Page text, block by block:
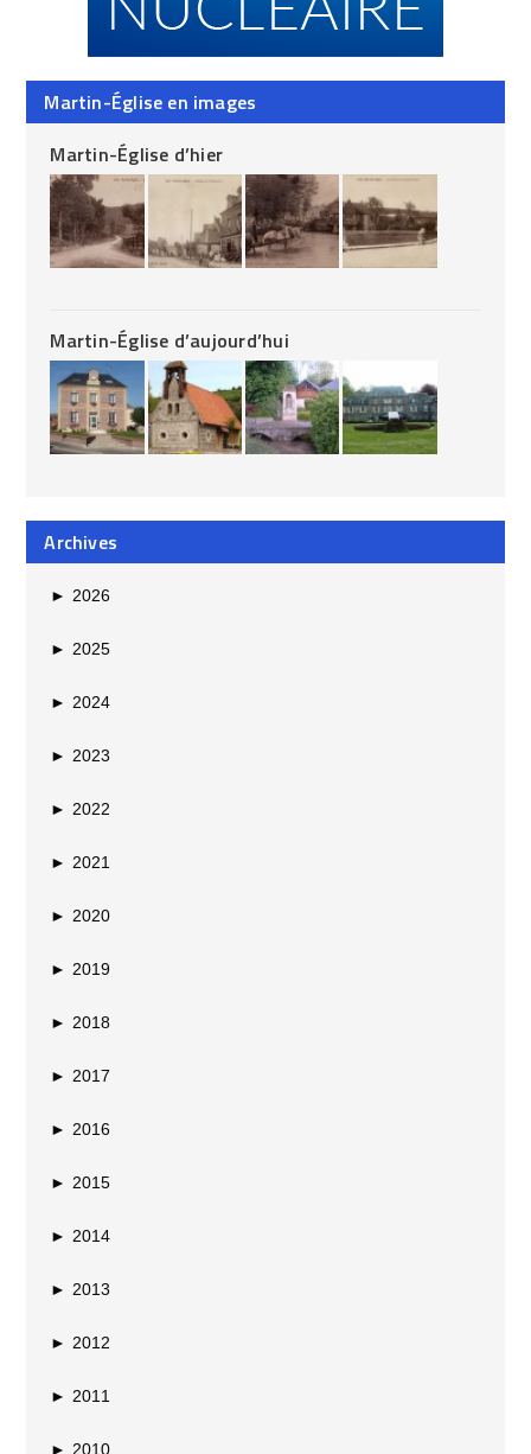
Martin-Église en images
Martin-Église d’hier
Martin-Église d’aujourd’hui
Archives
► 2026
► 2025
► 2024
► 2023
► 2022
► 2021
► 2020
► 2019
► 2018
► 2017
► 2016
► 2015
► 2014
► 2013
► 2012
► 2011
► 2010